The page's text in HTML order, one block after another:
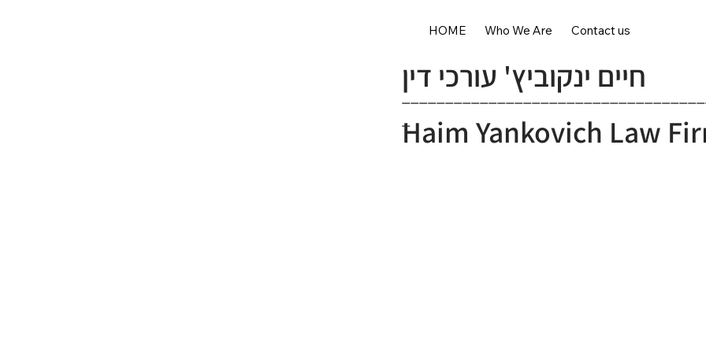
HOME Who We Are Contact us
חיים ינקוביץ' עורכי דין
_
Haim Yankovich Law